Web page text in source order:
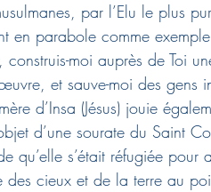
par l’Elu le plus
en parabole comme
construis-moi auprès de Toi
et sauve-moi des gens
d’Insa (Jésus) jouie
d’une sourate du Saint
qu’elle s’était réfugiée
cieux et de la terre au